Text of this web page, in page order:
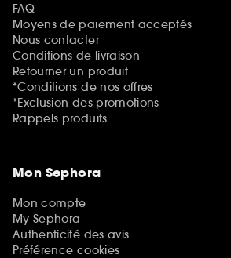
FAQ
Moyens de paiement acceptés
Nous contacter
Conditions de livraison
Retourner un produit
*Conditions de nos offres
*Exclusion des promotions
Rappels produits
Mon Sephora
Mon compte
My Sephora
Authenticité des avis
Préférence cookies